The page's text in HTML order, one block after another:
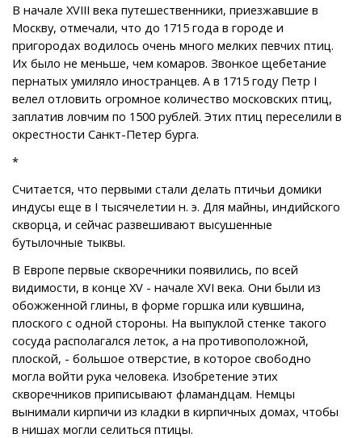
В начале XVIII века путешественники, приезжавшие в
Москву, отмечали, что до 1715 года в городе и
пригородах водилось очень много мелких певчих птиц.
Их было не меньше, чем комаров. Звонкое щебетание
пернатых умиляло иностранцев. А в 1715 году Петр I
велел отловить огромное количество московских птиц,
заплатив ловчим по 1500 рублей. Этих птиц переселили в
окрестности Санкт-Петер бурга.
*
Считается, что первыми стали делать птичьи домики
индусы еще в I тысячелетии н. э. Для майны, индийского
скворца, и сейчас развешивают высушенные
бутылочные тыквы.
В Европе первые скворечники появились, по всей
видимости, в конце XV - начале XVI века. Они были из
обожженной глины, в форме горшка или кувшина,
плоского с одной стороны. На выпуклой стенке такого
сосуда располагался леток, а на противоположной,
плоской, - большое отверстие, в которое свободно
могла войти рука человека. Изобретение этих
скворечников приписывают фламандцам. Немцы
вынимали кирпичи из кладки в кирпичных домах, чтобы
в нишах могли селиться птицы.